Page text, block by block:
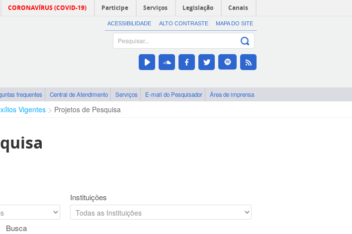
CORONAVÍRUS (COVID-19) Participe Serviços Legislação Canais
ACESSIBILIDADE ALTO CONTRASTE MAPA DO SITE
frequentes Central de Atendimento Serviços E-mail do Pesquisador Área de imprensa
Vigentes Projetos de Pesquisa
Instituições
Busca